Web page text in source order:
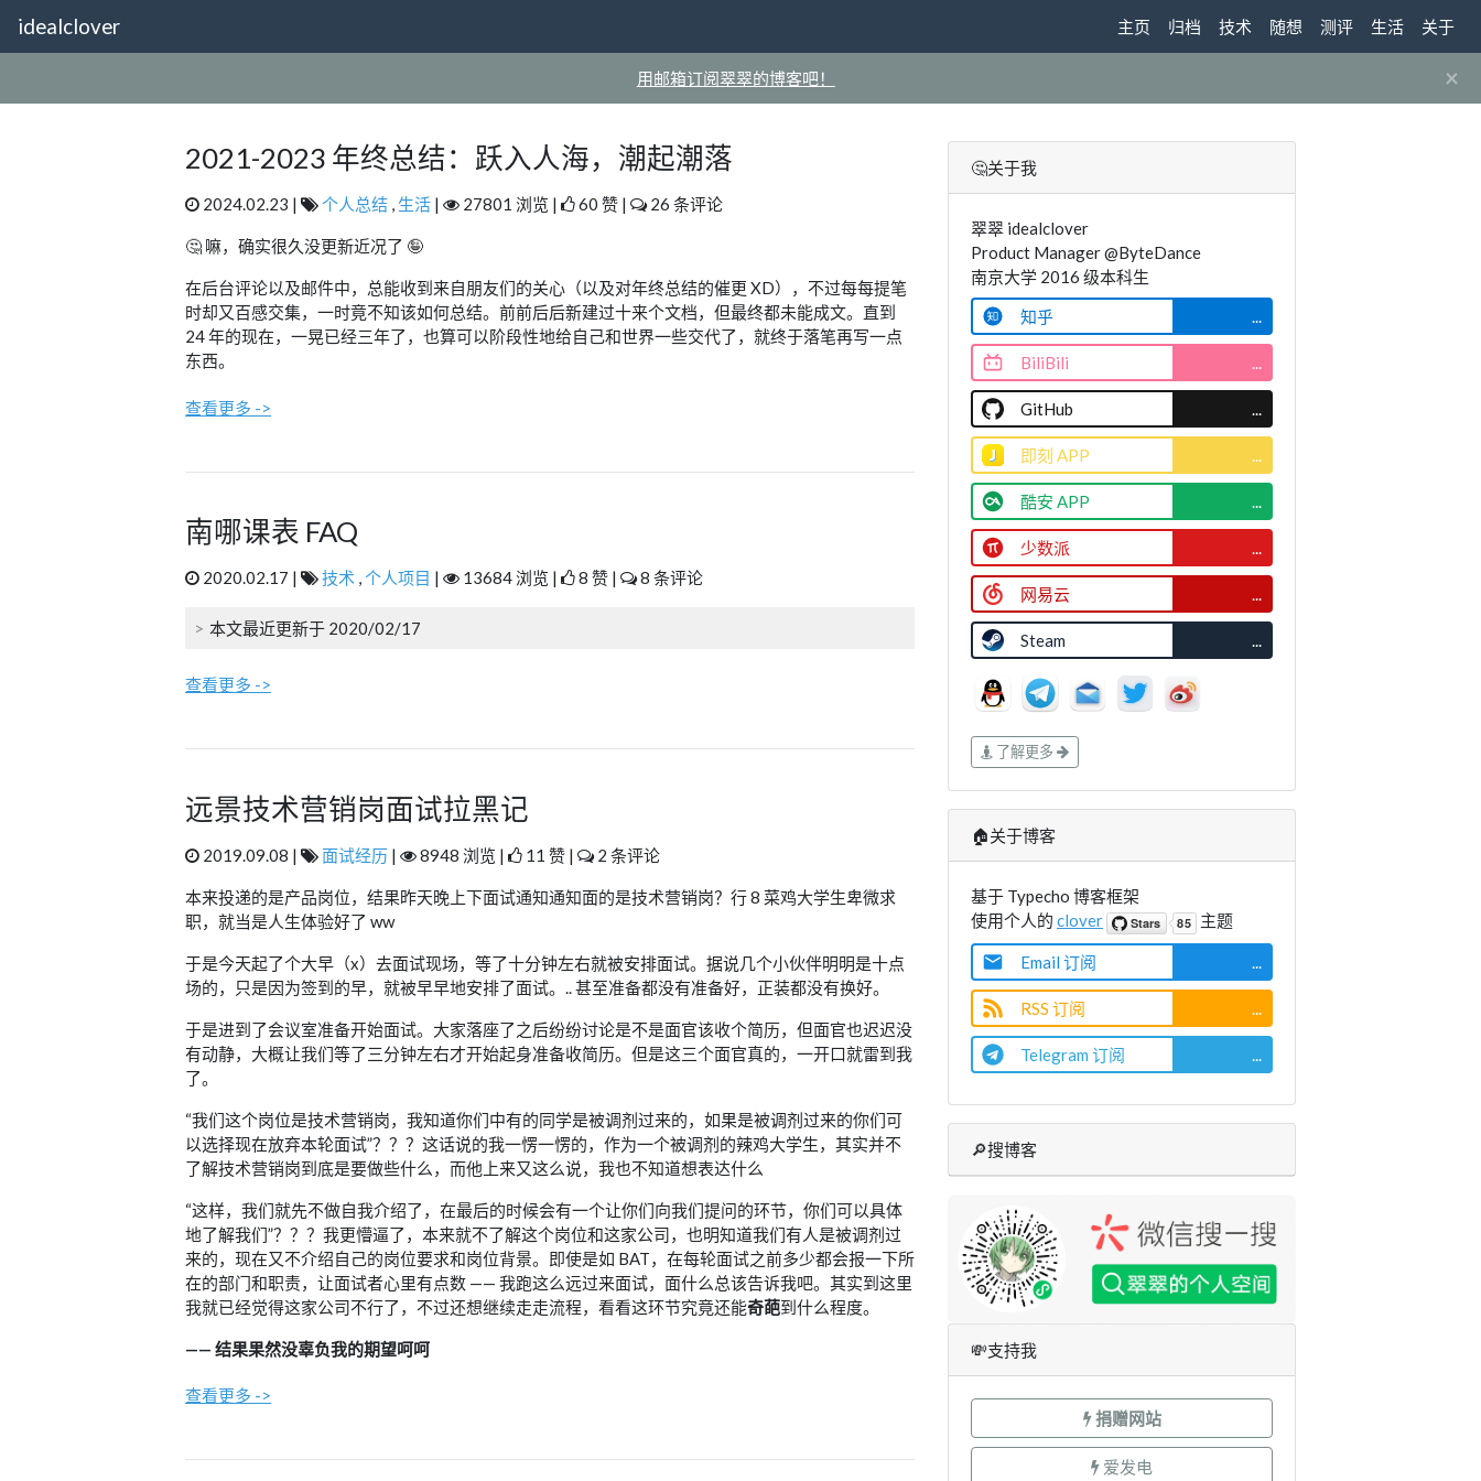
idealclover 主页 归档 技术 随想 测评 生活 关于
用邮箱订阅翠翠的博客吧！ ×
2021-2023 年终总结：跃入人海，潮起潮落
2024.02.23 | 个人总结 , 生活 | 27801 浏览 | 60 赞 | 26 条评论
🤔 嘛，确实很久没更新近况了 🤪
在后台评论以及邮件中，总能收到来自朋友们的关心（以及对年终总结的催更 XD），不过每每提笔
时却又百感交集，一时竟不知该如何总结。前前后后新建过十来个文档，但最终都未能成文。直到
24 年的现在，一晃已经三年了，也算可以阶段性地给自己和世界一些交代了，就终于落笔再写一点
东西。
查看更多 ->
南哪课表 FAQ
2020.02.17 | 技术 ,个人项目 | 13684 浏览 | 8 赞 | 8 条评论
本文最近更新于 2020/02/17
查看更多 ->
远景技术营销岗面试拉黑记
2019.09.08 | 面试经历 | 8948 浏览 | 11 赞 | 2 条评论
本来投递的是产品岗位，结果昨天晚上下面试通知通知面的是技术营销岗？行 8 菜鸡大学生卑微求
职，就当是人生体验好了 ww
于是今天起了个大早（x）去面试现场，等了十分钟左右就被安排面试。据说几个小伙伴明明是十点
场的，只是因为签到的早，就被早早地安排了面试。.. 甚至准备都没有准备好，正装都没有换好。
于是进到了会议室准备开始面试。大家落座了之后纷纷讨论是不是面官该收个简历，但面官也迟迟没
有动静，大概让我们等了三分钟左右才开始起身准备收简历。但是这三个面官真的，一开口就雷到我
了。
“我们这个岗位是技术营销岗，我知道你们中有的同学是被调剂过来的，如果是被调剂过来的你们可
以选择现在放弃本轮面试”？？？这话说的我一愣一愣的，作为一个被调剂的辣鸡大学生，其实并不
了解技术营销岗到底是要做些什么，而他上来又这么说，我也不知道想表达什么
“这样，我们就先不做自我介绍了，在最后的时候会有一个让你们向我们提问的环节，你们可以具体
地了解我们”？？？我更懵逼了，本来就不了解这个岗位和这家公司，也明知道我们有人是被调剂过
来的，现在又不介绍自己的岗位要求和岗位背景。即使是如 BAT，在每轮面试之前多少都会报一下所
在的部门和职责，让面试者心里有点数 —— 我跑这么远过来面试，面什么总该告诉我吧。其实到这里
我就已经觉得这家公司不行了，不过还想继续走走流程，看看这环节究竟还能奇葩到什么程度。
—— 结果果然没辜负我的期望呵呵
查看更多 ->
🤔关于我
翠翠 idealclover
Product Manager @ByteDance
南京大学 2016 级本科生
知乎
...
BiliBili ...
GitHub ...
即刻 APP ...
酷安 APP ...
少数派 ...
网易云 ...
Steam ...
了解更多
🏠关于博客
基于 Typecho 博客框架
使用个人的 clover 主题
Email 订阅
RSS 订阅
Telegram 订阅
🔎搜博客
💸支持我
捐赠网站
爱发电